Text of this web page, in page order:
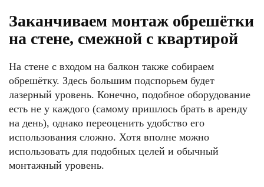
Заканчиваем монтаж обрешётки
на стене, смежной с квартирой
На стене с входом на балкон также собираем
обрешётку. Здесь большим подспорьем будет
лазерный уровень. Конечно, подобное оборудование
есть не у каждого (самому пришлось брать в аренду
на день), однако переоценить удобство его
использования сложно. Хотя вполне можно
использовать для подобных целей и обычный
монтажный уровень.